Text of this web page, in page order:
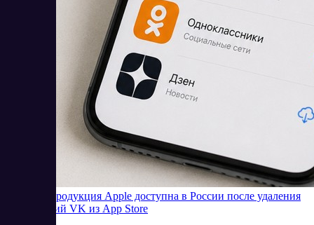
Будет ли продукция Apple доступна в России после удаления
приложений VK из App Store